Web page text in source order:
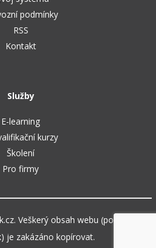
podmínky
RSS
Kontakt
Služby
E-learning
kurzy
Školení
Pro firmy
Veškerý obsah webu (pokud není
je zakázáno kopírovat.